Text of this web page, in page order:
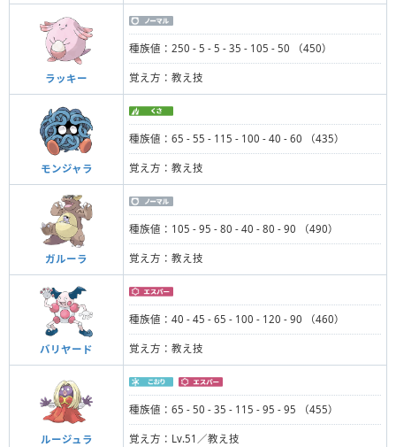
ラッキー
種族値：250 - 5 - 5 - 35 - 105 - 50 （450）
覚え方：教え技
モンジャラ
種族値：65 - 55 - 115 - 100 - 40 - 60 （435）
覚え方：教え技
ガルーラ
種族値：105 - 95 - 80 - 40 - 80 - 90 （490）
覚え方：教え技
バリヤード
種族値：40 - 45 - 65 - 100 - 120 - 90 （460）
覚え方：教え技
ルージュラ
種族値：65 - 50 - 35 - 115 - 95 - 95 （455）
覚え方：Lv.51／教え技